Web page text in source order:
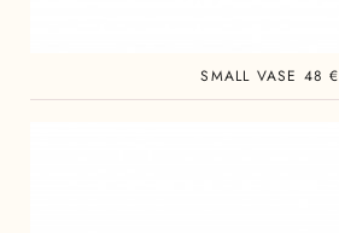
SMALL VASE 48 €